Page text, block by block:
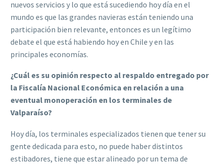
nuevos servicios y lo que está sucediendo hoy día en el
mundo es que las grandes navieras están teniendo una
participación bien relevante, entonces es un legítimo
debate el que está habiendo hoy en Chile y en las
principales economías.
¿Cuál es su opinión respecto al respaldo entregado por
la Fiscalía Nacional Económica en relación a una
eventual monoperación en los terminales de
Valparaíso?
Hoy día, los terminales especializados tienen que tener su
gente dedicada para esto, no puede haber distintos
estibadores, tiene que estar alineado por un tema de